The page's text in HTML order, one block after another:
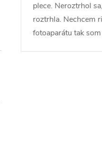
plece. Neroztrhol
roztrhla. Nechcem
fotoaparátu tak